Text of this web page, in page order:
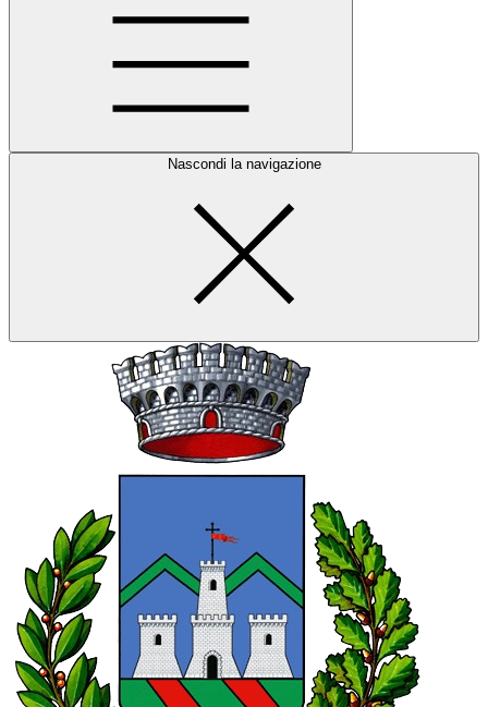
Nascondi la navigazione